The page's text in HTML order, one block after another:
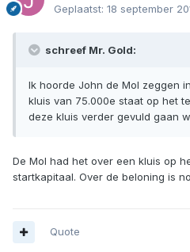
Geplaatst: 18 september
schreef Mr. Gold:
Ik hoorde John de Mol zeggen
kluis van 75.000e staat op het
deze kluis verder gevuld gaan
De Mol had het over een kluis op
startkapitaal. Over de beloning is
Quote